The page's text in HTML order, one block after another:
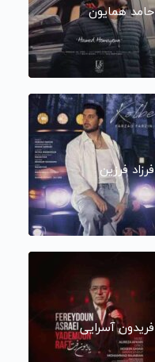
حامد همایون
فرزاد فرزین
فریدون آسرایی